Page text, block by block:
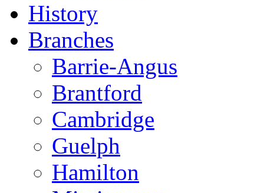
History
Branches
Barrie-Angus
Brantford
Cambridge
Guelph
Hamilton